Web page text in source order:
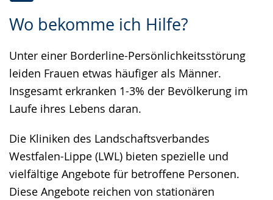
Wo bekomme ich Hilfe?
Unter einer Borderline-Persönlichkeitsstörung
leiden Frauen etwas häufiger als Männer.
Insgesamt erkranken 1-3% der Bevölkerung im
Laufe ihres Lebens daran.
Die Kliniken des Landschaftsverbandes
Westfalen-Lippe (LWL) bieten spezielle und
vielfältige Angebote für betroffene Personen.
Diese Angebote reichen von stationären
Leichten
wechseln.
Audio-
Video
Deutscher
Gebärdensprache
wird
angezeigt.